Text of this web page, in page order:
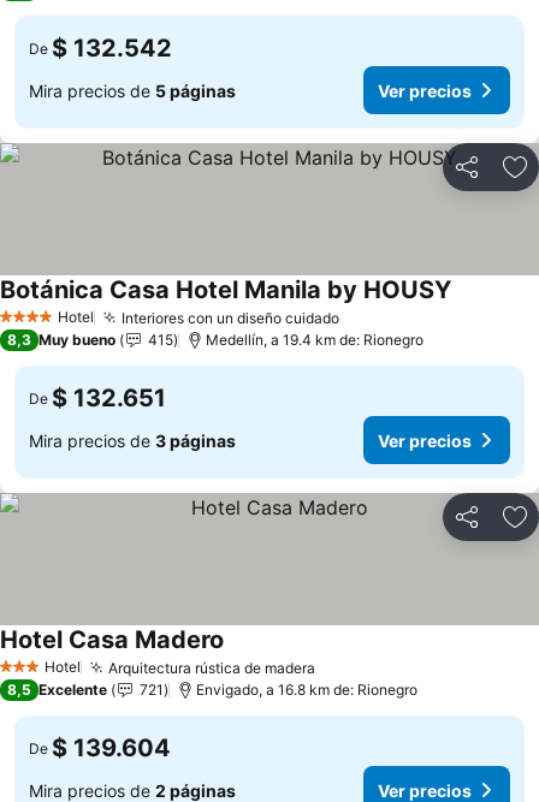
De $ 132.542
Mira precios de 5 páginas Ver precios
Compartir
4 EstrellasHotel Interiores con un diseño cuidadoVer precios
Botánica Casa Hotel Manila by HOUSY
8,3 Muy bueno 415 Medellín, a 19.4 km de: Rionegro
De $ 132.651
Mira precios de 3 páginas Ver precios
Compartir
3 Estrellas
Hotel Arquitectura rústica de madera
Hotel Casa Madero
8,5 Excelente 721 Envigado, a 16.8 km de: Rionegro
De $ 139.604
Mira precios de 2 páginas Ver precios